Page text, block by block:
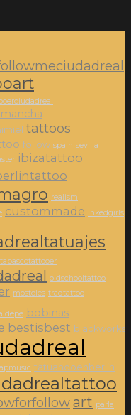
tattoos
follow spain sevilla
ibizatattoo
realism
custommade inkedgirls
oldschooltattoo
mostoles tradtattoo
bobinas
bestisbest blackworks
tatuandoenberlin
art parla